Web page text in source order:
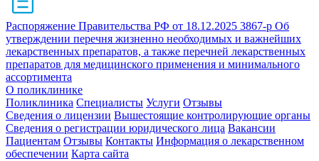
Распоряжение Правительства РФ от 18.12.2025 3867-р Об
утверждении перечня жизненно необходимых и важнейших
лекарственных препаратов, а также перечней лекарственных
препаратов для медицинского применения и минимального
ассортимента
О поликлинике
Поликлиника Специалисты Услуги Отзывы
Сведения о лицензии Вышестоящие контролирующие органы
Сведения о регистрации юридического лица Вакансии
Пациентам Отзывы Контакты Информация о лекарственном
обеспечении Карта сайта